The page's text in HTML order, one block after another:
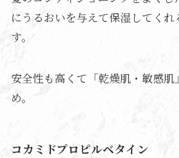
にうるおいを与えて保湿してくれ
す。
安全性も高くて「乾燥肌・敏感肌
め。
コカミドプロピルベタイン